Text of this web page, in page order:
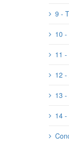
9 -
10 -
11 -
12 -
13 -
14 -